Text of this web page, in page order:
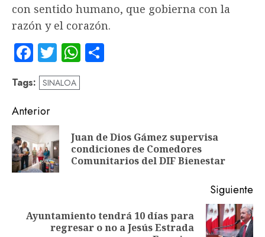
con sentido humano, que gobierna con la
razón y el corazón.
Facebook
TwitterWhatsApp
Tags: SINALOA
Navegación
de
entradas
Anterior
Juan de Dios Gámez supervisa
condiciones de Comedores
Comunitarios del DIF Bienestar
Siguiente
Siguiente
Ayuntamiento tendrá 10 días para
regresar o no a Jesús Estrada